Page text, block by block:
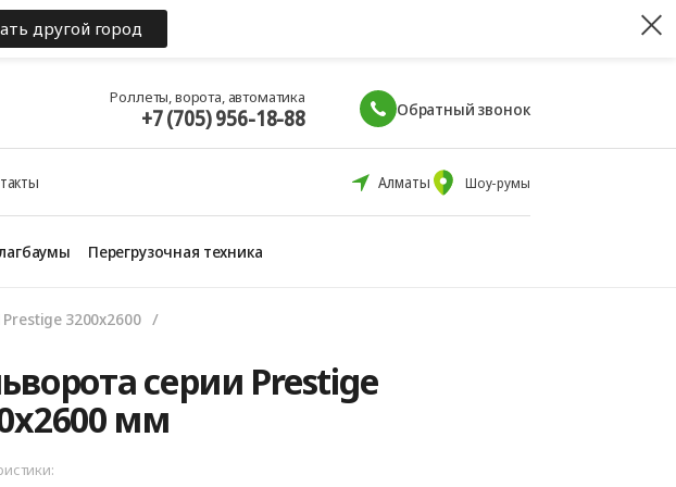
Роллеты, ворота, автоматика
+7 (705) 956-18-88 Обратный звонок
Алматы Шоу-румы
Перегрузочная техника
3200x2600
серии Prestige
мм
другой город